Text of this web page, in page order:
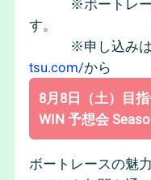
※ボートレース
す。
※申し込みは
tsu.com/から
8月8日（土）目
WIN 予想会
ボートレースの魅